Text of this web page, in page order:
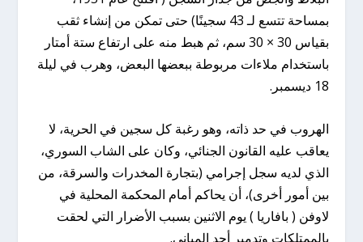
بمساحة تتسع لـ 43 سجينًا) حتى تمكن من إنشاء ثقب
بقياس 30 × 30 سم، ثم هبط منه على ارتفاع ستة أمتار
باستخدام ملاءات مربوطة ببعضها البعض، وهرب في ليلة
18 ديسمبر.
الهروب في حد ذاته، وهو رغبة كل سجين في الحرية، لا
يعاقب عليه القانون الجنائي، وكان على الشاب السوري،
الذي لديه سجل إجرامي (بتجارة المخدرات والسرقة، من
بين أمور أخرى)، أن يحاكم أمام المحكمة المحلية في
لاوفن ( بافاريا ) يوم الاثنين بسبب الأضرار التي لحقت
بالممتلكات وتدمير أحد المباني.